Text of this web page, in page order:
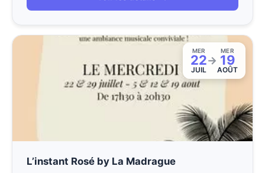
MER
22
JUIL
→
MER
19
AOÛT
L’instant Rosé by La Madrague